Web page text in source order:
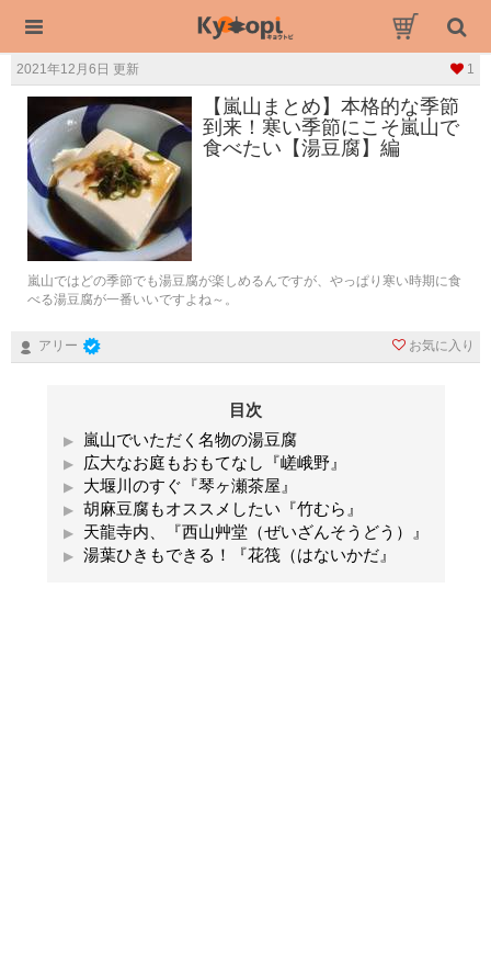
2021年12月6日 更新 1
【嵐山まとめ】本格的な季節
到来！寒い季節にこそ嵐山で
食べたい【湯豆腐】編
嵐山ではどの季節でも湯豆腐が楽しめるんですが、やっぱり寒い時期に食
べる湯豆腐が一番いいですよね～。
アリー お気に入り
目次
嵐山でいただく名物の湯豆腐
広大なお庭もおもてなし『嵯峨野』
大堰川のすぐ『琴ヶ瀬茶屋』
胡麻豆腐もオススメしたい『竹むら』
天龍寺内、『西山艸堂（ぜいざんそうどう）』
湯葉ひきもできる！『花筏（はないかだ』